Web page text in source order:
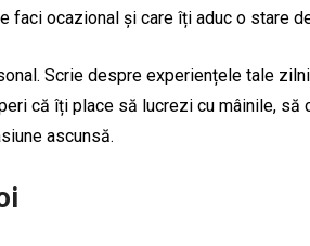
faci ocazional și care îți aduc o stare
Scrie despre experiențele tale
că îți place să lucrezi cu mâinile, să
ascunsă.